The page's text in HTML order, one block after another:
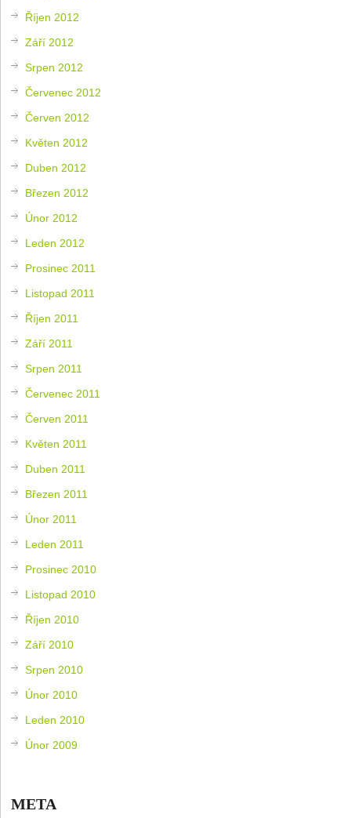
Říjen 2012
Září 2012
Srpen 2012
Červenec 2012
Červen 2012
Květen 2012
Duben 2012
Březen 2012
Únor 2012
Leden 2012
Prosinec 2011
Listopad 2011
Říjen 2011
Září 2011
Srpen 2011
Červenec 2011
Červen 2011
Květen 2011
Duben 2011
Březen 2011
Únor 2011
Leden 2011
Prosinec 2010
Listopad 2010
Říjen 2010
Září 2010
Srpen 2010
Únor 2010
Leden 2010
Únor 2009
META